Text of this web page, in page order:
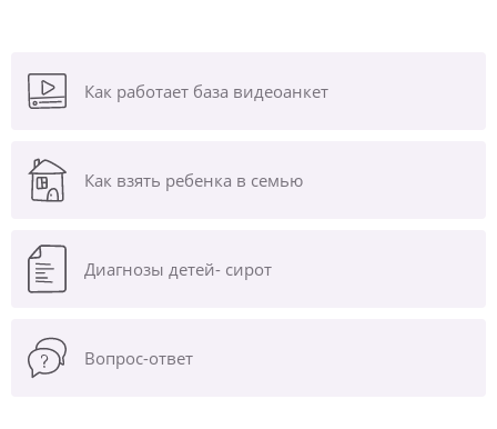
Как работает база видеоанкет
Как взять ребенка в семью
Диагнозы детей- сирот
Вопрос-ответ